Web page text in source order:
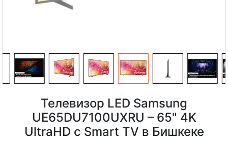
Телевизор LED Samsung
UE65DU7100UXRU – 65" 4K
UltraHD с Smart TV в Бишкеке